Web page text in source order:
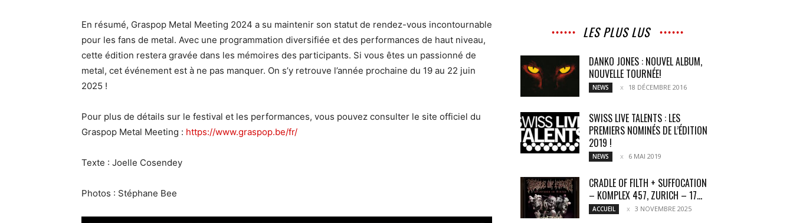
En résumé, Graspop Metal Meeting 2024 a su maintenir son statut de rendez-vous incontournable
pour les fans de metal. Avec une programmation diversifiée et des performances de haut niveau,
cette édition restera gravée dans les mémoires des participants. Si vous êtes un passionné de
metal, cet événement est à ne pas manquer. On s’y retrouve l’année prochaine du 19 au 22 juin
2025 !
Pour plus de détails sur le festival et les performances, vous pouvez consulter le site officiel du
Graspop Metal Meeting : https://www.graspop.be/fr/
Texte : Joelle Cosendey
Photos : Stéphane Bee
LES PLUS LUS
DANKO JONES : NOUVEL ALBUM,
NOUVELLE TOURNÉE!
NEWS 18 DÉCEMBRE 2016
SWISS LIVE TALENTS : LES
PREMIERS NOMINÉS DE L’ÉDITION
2019 !
NEWS 6 MAI 2019
CRADLE OF FILTH + SUFFOCATION
– KOMPLEX 457, ZURICH – 17...
ACCUEIL 3 NOVEMBRE 2025